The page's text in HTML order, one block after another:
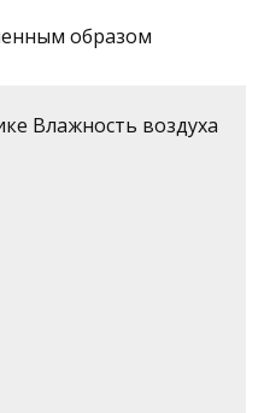
образом
Влажность воздуха